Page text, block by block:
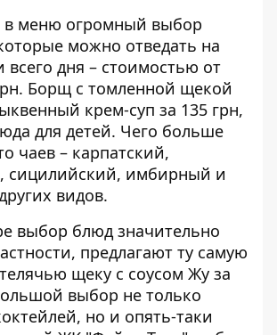
в меню огромный выбор
можно отведать на
дня – стоимостью от
Борщ с томленной щекой
крем-суп за 135 грн,
для детей. Чего больше
чаев – карпатский,
сицилийский, имбирный и
видов.
выбор блюд значительно
предлагают ту самую
щеку с соусом Жу за
выбор не только
но и опять-таки